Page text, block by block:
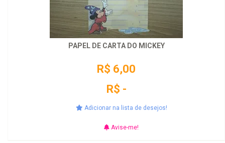
PAPEL DE CARTA DO MICKEY
R$ 6,00
R$ -
Adicionar na lista de desejos!
Avise-me!